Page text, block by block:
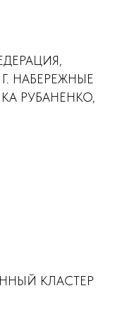
НАБЕРЕЖНЫЕ
РУБАНЕНКО,
КЛАСТЕР